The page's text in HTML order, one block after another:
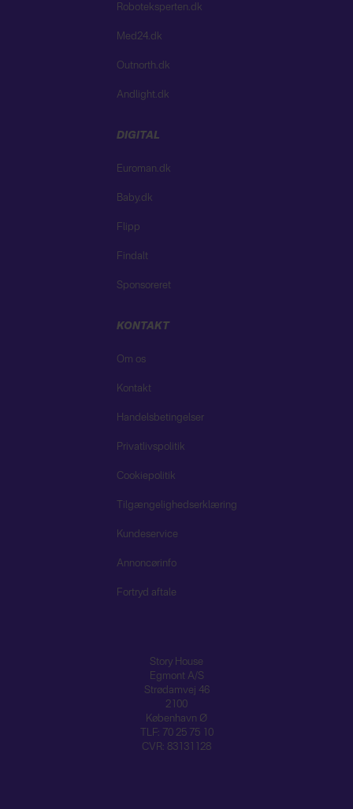
Roboteksperten.dk
Med24.dk
Outnorth.dk
Andlight.dk
DIGITAL
Euroman.dk
Baby.dk
Flipp
Findalt
Sponsoreret
KONTAKT
Om os
Kontakt
Handelsbetingelser
Privatlivspolitik
Cookiepolitik
Tilgængelighedserklæring
Kundeservice
Annoncørinfo
Fortryd aftale
Story House
Egmont A/S
Strødamvej 46
2100
København Ø
TLF: 70 25 75 10
CVR: 83131128